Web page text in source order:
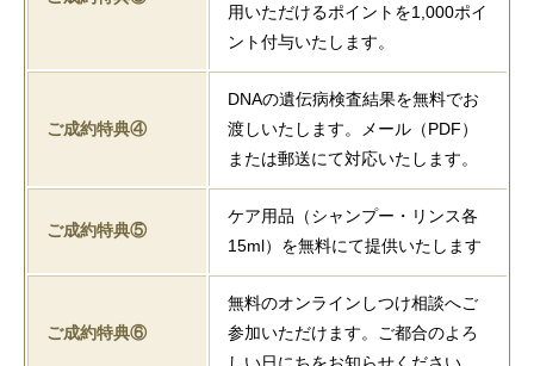
用いただけるポイントを1,000ポイ
ント付与いたします。
ご成約特典④
DNAの遺伝病検査結果を無料でお
渡しいたします。メール（PDF）
または郵送にて対応いたします。
ご成約特典⑤
ケア用品（シャンプー・リンス各
15ml）を無料にて提供いたします
ご成約特典⑥
無料のオンラインしつけ相談へご
参加いただけます。ご都合のよろ